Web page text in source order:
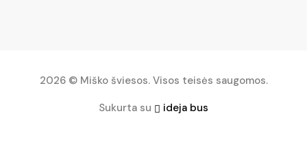
2026 © Miško šviesos. Visos teisės saugomos.
Sukurta su
ideja bus